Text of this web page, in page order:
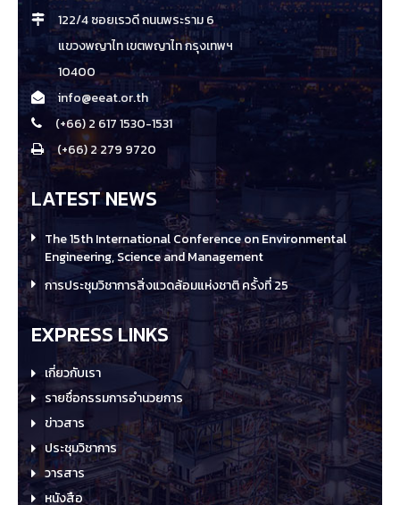
122/4 ซอยเรวดี ถนนพระราม 6
แขวงพญาไท เขตพญาไท กรุงเทพฯ
10400
info@eeat.or.th
(+66) 2 617 1530-1531
(+66) 2 279 9720
LATEST NEWS
The 15th International Conference on Environmental
Engineering, Science and Management
การประชุมวิชาการสิ่งแวดล้อมแห่งชาติ ครั้งที่ 25
EXPRESS LINKS
เกี่ยวกับเรา
รายชื่อกรรมการอำนวยการ
ข่าวสาร
ประชุมวิชาการ
วารสาร
หนังสือ